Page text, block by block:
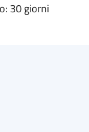
30 giorni